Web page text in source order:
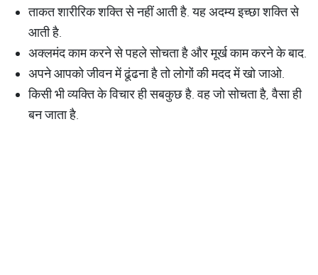
ताकत शारीरिक शक्ति से नहीं आती है. यह अदम्य इच्छा शक्ति से
आती है.
अक्लमंद काम करने से पहले सोचता है और मूर्ख काम करने के बाद.
अपने आपको जीवन में ढूंढना है तो लोगों की मदद में खो जाओ.
किसी भी व्यक्ति के विचार ही सबकुछ है. वह जो सोचता है, वैसा ही
बन जाता है.